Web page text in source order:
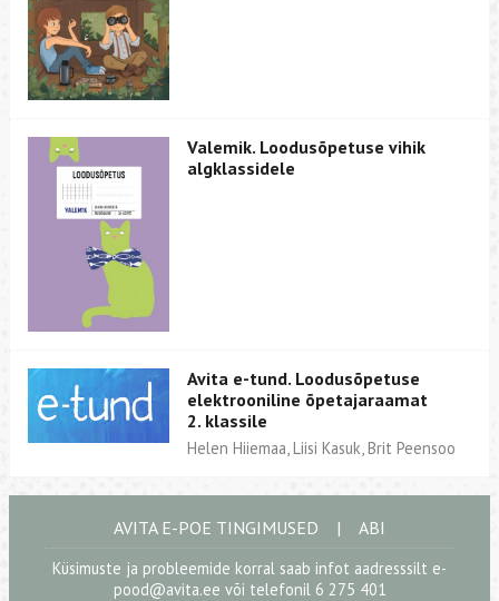
Valemik. Loodusõpetuse vihik
algklassidele
Avita e-tund. Loodusõpetuse
elektrooniline õpetajaraamat
2. klassile
Helen Hiiemaa, Liisi Kasuk, Brit Peensoo
AVITA E-POE TINGIMUSED | ABI
Küsimuste ja probleemide korral saab infot aadresssilt e-
pood@avita.ee või telefonil 6 275 401